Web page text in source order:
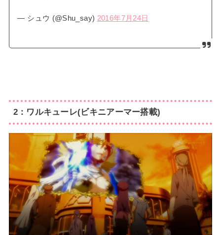
— シュウ (@Shu_say) 2016年7月24日
2：ワルキューレ(ビキニアーマー搭載)